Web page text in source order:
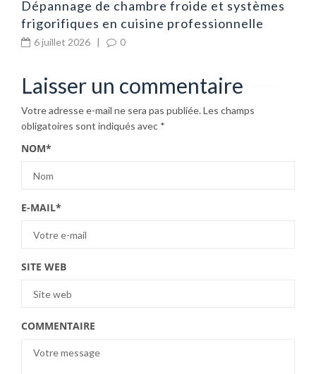
Dépannage de chambre froide et systèmes
frigorifiques en cuisine professionnelle
6 juillet 2026 | 0
Laisser un commentaire
Votre adresse e-mail ne sera pas publiée.Les champs
obligatoires sont indiqués avec *
NOM*
E-MAIL*
SITE WEB
COMMENTAIRE